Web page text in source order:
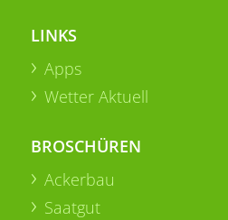
LINKS
Apps
Wetter Aktuell
BROSCHÜREN
Ackerbau
Saatgut